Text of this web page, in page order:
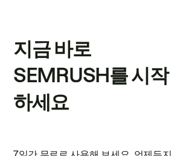
지금 바로
SEMRUSH를 시작
하세요